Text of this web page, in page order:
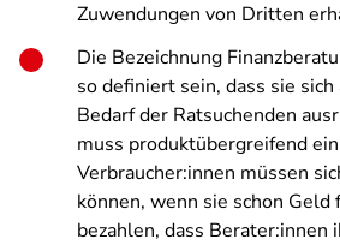
Zuwendungen von Dritten
Die Bezeichnung
so definiert sein, dass sie
Bedarf der Ratsuchenden
muss produktübergreifend
Verbraucher:innen müssen
können, wenn sie schon Geld
bezahlen, dass Berater:innen